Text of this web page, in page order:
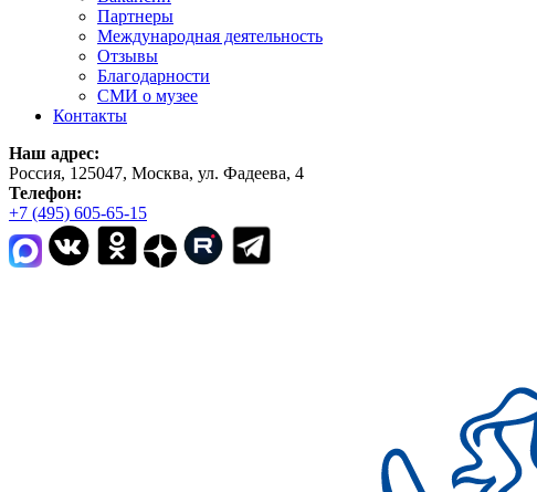
Партнеры
Международная деятельность
Отзывы
Благодарности
СМИ о музее
Контакты
Наш адрес:
Россия, 125047, Москва, ул. Фадеева, 4
Телефон:
+7 (495) 605-65-15